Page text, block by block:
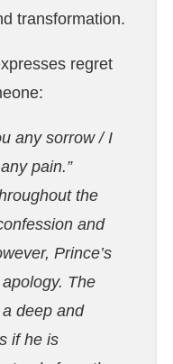
transformation.
regret
any sorrow / I
pain.”
the
and
Prince’s
The
deep and
if he is